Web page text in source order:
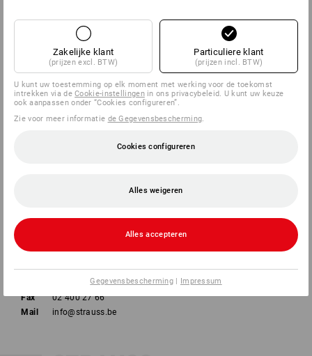
INFORMATIE
BETAALWIJZEN
1931 Zaventem - Brucargo
02 400 27 64
Fax
02 400 27 66
Mail
info@strauss.be
Zakelijke klant
(prijzen excl. BTW)
Particuliere klant
(prijzen incl. BTW)
U kunt uw toestemming op elk moment met werking voor de toekomst
intrekken via deCookie-instellingenin ons privacybeleid. U kunt uw keuze
ook aanpassen onder “Cookies configureren”.
Zie voor meer informatie de Gegevensbescherming
Cookies configureren
Alles weigeren
Alles accepteren
Gegevensbescherming | Impressum